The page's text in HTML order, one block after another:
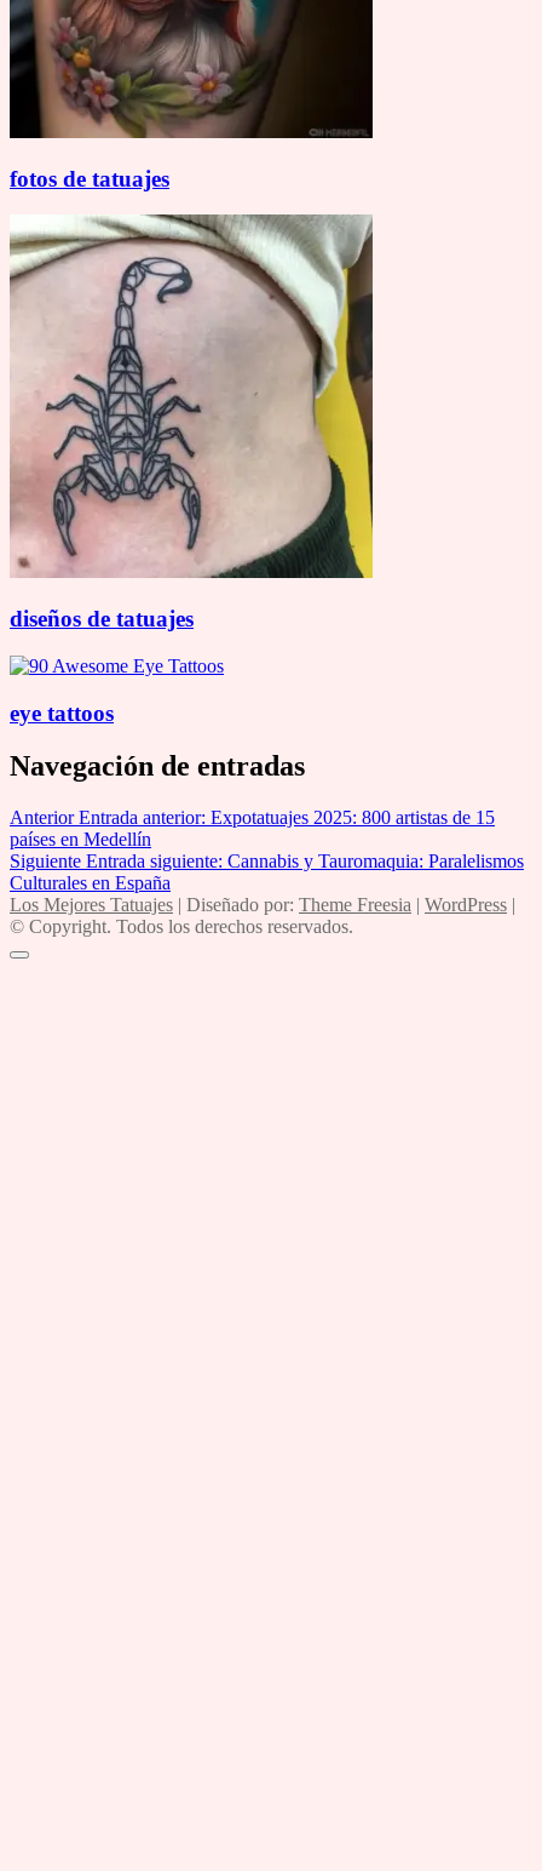
fotos de tatuajes
diseños de tatuajes
eye tattoos
Navegación de entradas
Anterior Entrada anterior: Expotatuajes 2025: 800 artistas de 15
países en Medellín
Siguiente Entrada siguiente: Cannabis y Tauromaquia: Paralelismos
Culturales en España
Los Mejores Tatuajes | Diseñado por: Theme Freesia | WordPress |
© Copyright. Todos los derechos reservados.